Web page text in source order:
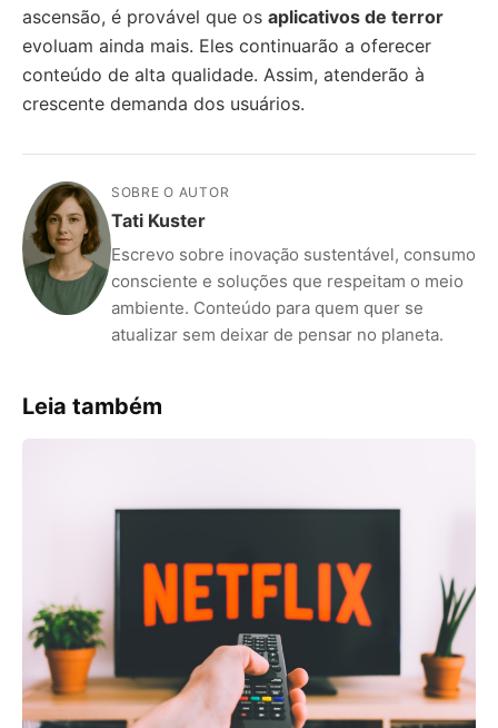
ascensão, é provável que os aplicativos de terror
evoluam ainda mais. Eles continuarão a oferecer
conteúdo de alta qualidade. Assim, atenderão à
crescente demanda dos usuários.
SOBRE O AUTOR
Tati Kuster
Escrevo sobre inovação sustentável, consumo
consciente e soluções que respeitam o meio
ambiente. Conteúdo para quem quer se
atualizar sem deixar de pensar no planeta.
Leia também